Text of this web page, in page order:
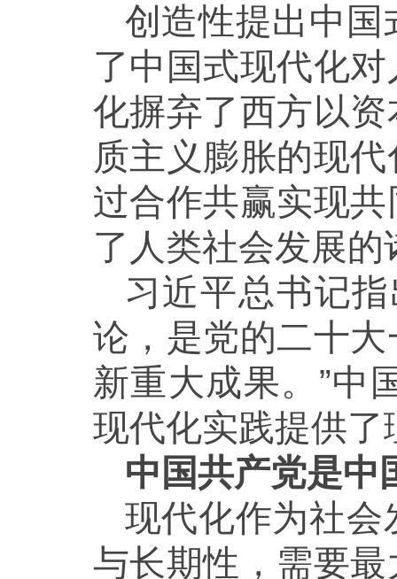
创造性提出中
了中国式现代化
化摒弃了西方以
质主义膨胀的现
过合作共赢实现
了人类社会发展的
习近平总书记
论，是党的二十
新重大成果。”中
现代化实践提供
中国共产党是中
现代化作为社
与长期性，需要